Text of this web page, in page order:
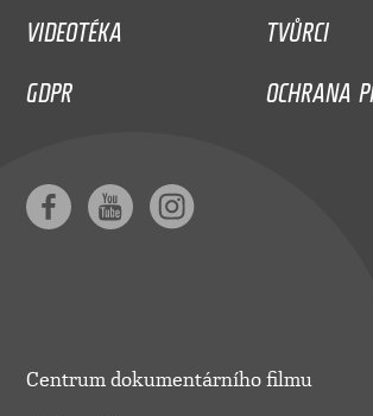
VIDEOTÉKA
TVŮRCI
GDPR
OCHRANA
Centrum dokumentárního filmu